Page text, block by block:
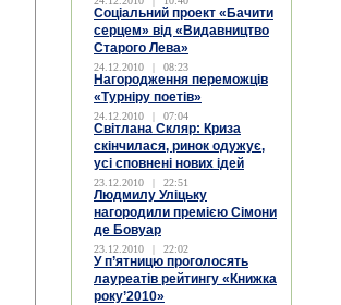
Соціальний проект «Бачити
серцем» від «Видавництво
Старого Лева»
24.12.2010 | 08:23
Нагородження переможців
«Турніру поетів»
24.12.2010 | 07:04
Світлана Скляр: Криза
скінчилася, ринок одужує,
усі сповнені нових ідей
23.12.2010 | 22:51
Людмилу Уліцьку
нагородили премією Сімони
де Бовуар
23.12.2010 | 22:02
У п’ятницю проголосять
лауреатів рейтингу «Книжка
року’2010»